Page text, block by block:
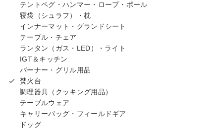
テントペグ・ハンマー・ロープ・ポール
寝袋（シュラフ）・枕
インナーマット・グランドシート
テーブル・チェア
ランタン（ガス・LED）・ライト
IGT＆キッチン
バーナー・グリル用品
焚火台
調理器具（クッキング用品）
テーブルウェア
キャリーバッグ・フィールドギア
ドッグ